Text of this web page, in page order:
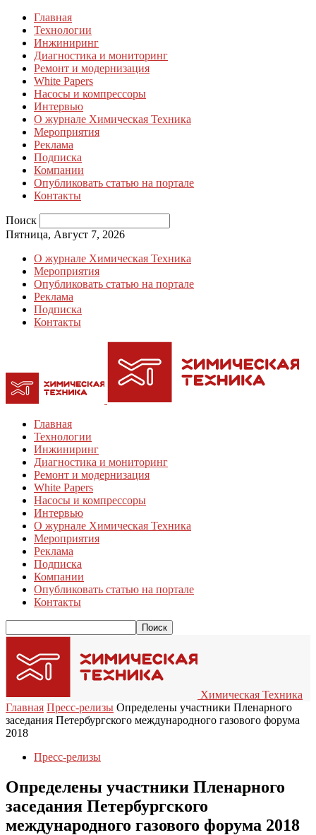
Главная
Технологии
Инжиниринг
Диагностика и мониторинг
Ремонт и модернизация
White Papers
Насосы и компрессоры
Интервью
О журнале Химическая Техника
Мероприятия
Реклама
Подписка
Компании
Опубликовать статью на портале
Контакты
Поиск
Пятница, Август 7, 2026
О журнале Химическая Техника
Мероприятия
Опубликовать статью на портале
Реклама
Подписка
Контакты
Главная
Технологии
Инжиниринг
Диагностика и мониторинг
Ремонт и модернизация
White Papers
Насосы и компрессоры
Интервью
О журнале Химическая Техника
Мероприятия
Реклама
Подписка
Компании
Опубликовать статью на портале
Контакты
Химическая Техника
Главная Пресс-релизы Определены участники Пленарного
заседания Петербургского международного газового форума
2018
Пресс-релизы
Определены участники Пленарного
заседания Петербургского
международного газового форума 2018